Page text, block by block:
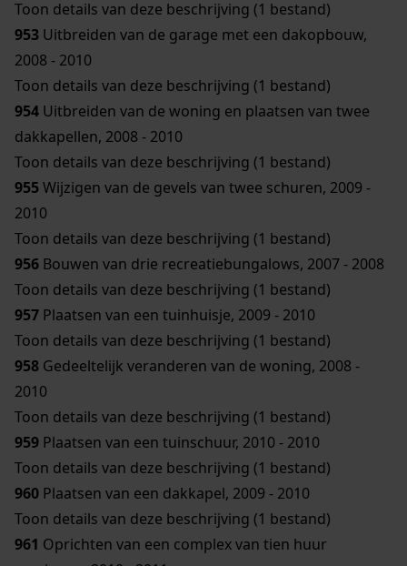
Toon details van deze beschrijving (1 bestand)
953 Uitbreiden van de garage met een dakopbouw,
2008 - 2010
Toon details van deze beschrijving (1 bestand)
954 Uitbreiden van de woning en plaatsen van twee
dakkapellen, 2008 - 2010
Toon details van deze beschrijving (1 bestand)
955Wijzigen van de gevels van twee schuren, 2009 -
2010
Toon details van deze beschrijving (1 bestand)
956 Bouwen van drie recreatiebungalows, 2007 - 2008
Toon details van deze beschrijving (1 bestand)
957 Plaatsen van een tuinhuisje, 2009 - 2010
Toon details van deze beschrijving (1 bestand)
958 Gedeeltelijk veranderen van de woning, 2008 -
2010
Toon details van deze beschrijving (1 bestand)
959 Plaatsen van een tuinschuur, 2010 - 2010
Toon details van deze beschrijving (1 bestand)
960 Plaatsen van een dakkapel, 2009 - 2010
Toon details van deze beschrijving (1 bestand)
961 Oprichten van een complex van tien huur